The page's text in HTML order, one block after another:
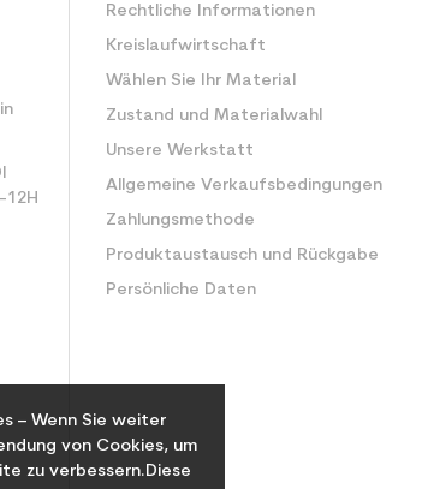
– Wenn Sie weiter
von Cookies, um
zu verbessern.Diese
12H
Rechtliche Informationen
Kreislaufwirtschaft
Wählen Sie Ihr Material
Zustand und Materialwahl
Unsere Werkstatt
Allgemeine Verkaufsbedingungen
Zahlungsmethode
Produktaustausch und Rückgabe
Persönliche Daten